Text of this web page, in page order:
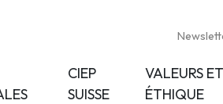
CIEP
SUISSE
VALEURS ET
ÉTHIQUE